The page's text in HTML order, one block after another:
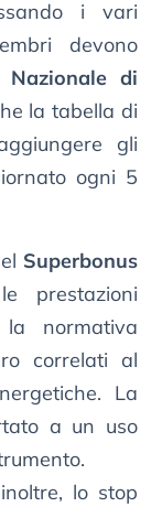
i vari
devono
di
la tabella di
gli
ogni 5
Superbonus
prestazioni
normativa
correlati al
La
a un uso
lo stop